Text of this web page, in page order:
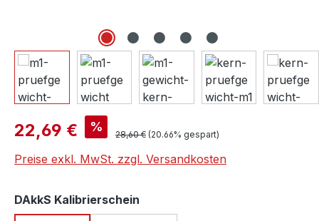
Verkaufspreis:
22,69 € % Regulärer Preis:
28,60 € (20.66% gespart)
Preise exkl. MwSt. zzgl. Versandkosten
DAkkS Kalibrierschein